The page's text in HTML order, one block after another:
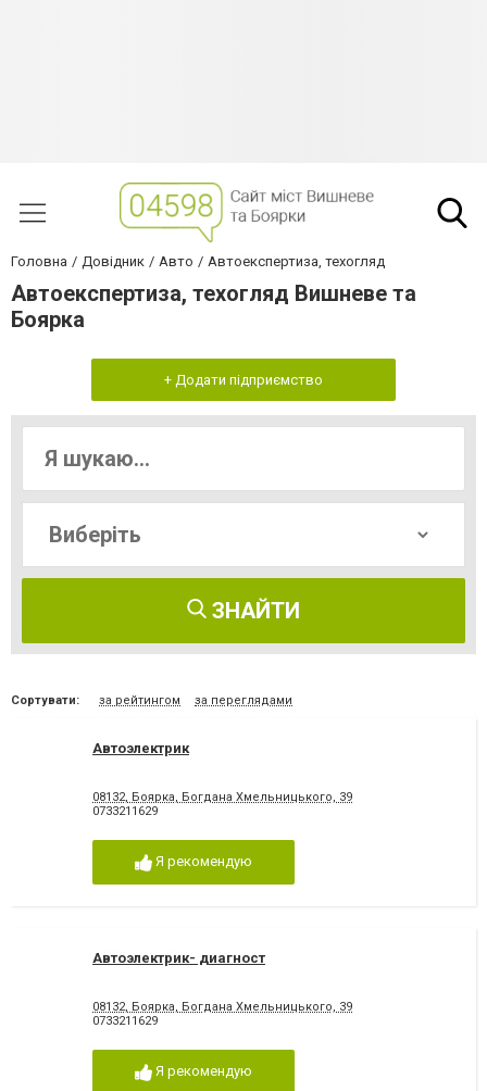
Головна Довідник Авто Автоекспертиза, техогляд
Автоекспертиза, техогляд Вишневе та
Боярка
+ Додати підприємство
ЗНАЙТИ
Сортувати: за рейтингом за переглядами
Автоэлектрик
08132, Боярка, Богдана Хмельницького, 39
0733211629
Я рекомендую
Автоэлектрик- диагност
08132, Боярка, Богдана Хмельницького, 39
0733211629
Я рекомендую